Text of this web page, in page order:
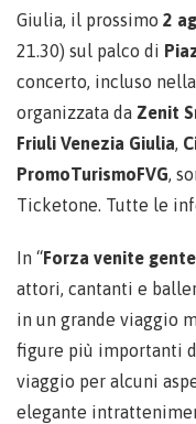
Giulia, il prossimo 2
21.30) sul palco di
concerto, incluso nella
organizzata da Zenit
Friuli Venezia Giulia,
PromoTurismoFVG,
Ticketone. Tutte le
In “Forza venite gente
attori, cantanti e
in un grande viaggio
figure più importanti
viaggio per alcuni
elegante